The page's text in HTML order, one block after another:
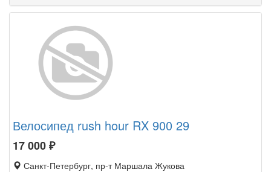
Велосипед rush hour RX 900 29
17 000₽
Санкт-Петербург, пр-т Маршала Жукова